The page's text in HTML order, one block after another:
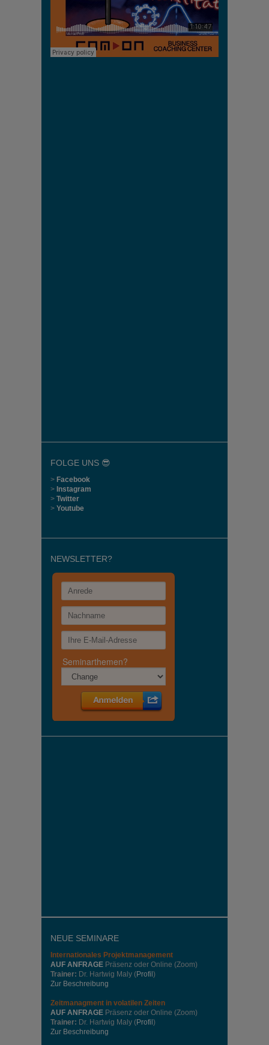
FOLGE UNS 😎
> Facebook
> Instagram
> Twitter
> Youtube
NEWSLETTER?
NEUE SEMINARE
Internationales Projektmanagement
AUF ANFRAGE Präsenz oder Online (Zoom)
Trainer: Dr. Hartwig Maly (Profil )
Zur Beschreibung
Zeitmanagment in volatilen Zeiten
AUF ANFRAGE Präsenz oder Online (Zoom)
Trainer: Dr. Hartwig Maly (Profil )
Zur Beschreibung